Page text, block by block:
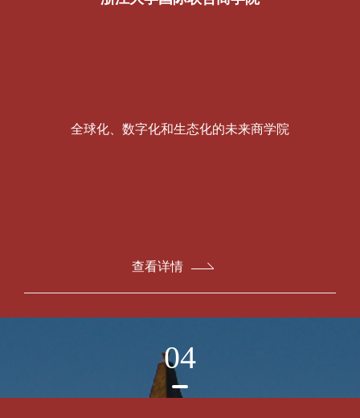
全球化、数字化和生态化的未来商学院
查看详情
04